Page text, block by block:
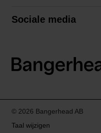
Retourneren
Sociale media
LinkedIn
© 2026 Bangerhead AB
Taal wijzigen